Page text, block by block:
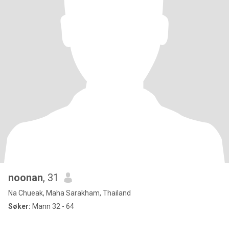
noonan, 31
Na Chueak, Maha Sarakham, Thailand
Søker: Mann 32 - 64